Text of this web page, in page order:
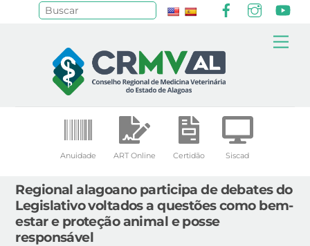
Anuidade ART Online Certidão Siscad
Regional alagoano participa de debates do
Legislativo voltados a questões como bem-
estar e proteção animal e posse
responsável